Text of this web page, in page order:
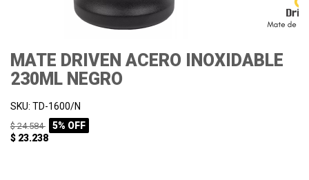
MATE DRIVEN ACERO INOXIDABLE
230ML NEGRO
SKU: TD-1600/N
$ 24.584
5% OFF
$ 23.238
Transferencia bancaria
Transferencia bancaria
seleccionados
Beneficio valido entre el 08/05/2023 y el